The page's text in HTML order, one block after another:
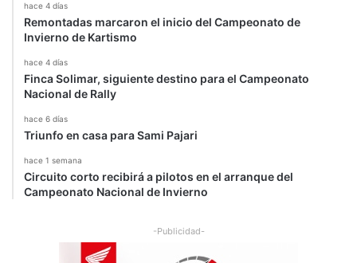
hace 4 días
Remontadas marcaron el inicio del Campeonato de
Invierno de Kartismo
hace 4 días
Finca Solimar, siguiente destino para el Campeonato
Nacional de Rally
hace 6 días
Triunfo en casa para Sami Pajari
hace 1 semana
Circuito corto recibirá a pilotos en el arranque del
Campeonato Nacional de Invierno
-Publicidad-